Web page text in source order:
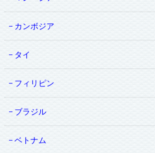
カンボジア
タイ
フィリピン
ブラジル
ベトナム